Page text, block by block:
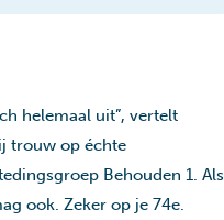
helemaal uit”, vertelt
trouw op échte
Behouden 1. Als
ook. Zeker op je 74e.